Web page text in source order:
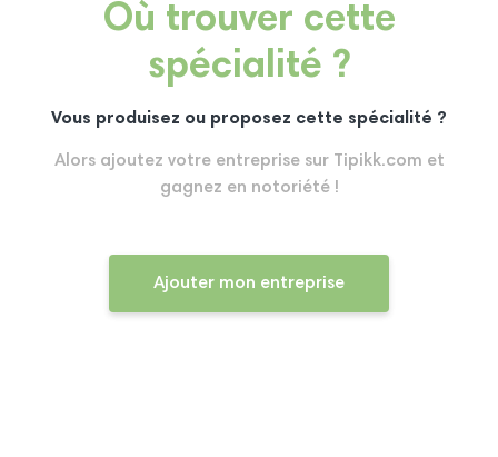
Où trouver cette
spécialité ?
Vous produisez ou proposez cette spécialité ?
Alors ajoutez votre entreprise sur Tipikk.com et
gagnez en notoriété !
Ajouter mon entreprise